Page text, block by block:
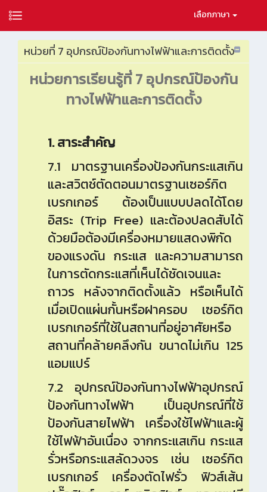
เลือกภาษา
หน่วยที่ 7 อุปกรณ์ป้องกันทางไฟฟ้าและการติดตั้ง
หน่วยการเรียนรู้ที่7 อุปกรณ์ป้องกัน
ทางไฟฟ้าและการติดตั้ง
1. สาระสำคัญ
7.1 มาตรฐานเครื่องป้องกันกระแสเกิน
และสวิตช์ตัดตอนมาตรฐานเซอร์กิต
เบรกเกอร์ ต้องเป็นแบบปลดได้โดย
อิสระ (Trip Free) และต้องปลดสับได้
ด้วยมือต้องมีเครื่องหมายแสดงพิกัด
ของแรงดัน กระแส และความสามารถ
ในการตัดกระแสที่เห็นได้ชัดเจนและ
ถาวร หลังจากติดตั้งแล้ว หรือเห็นได้
เมื่อเปิดแผ่นกั้นหรือฝาครอบ เซอร์กิต
เบรกเกอร์ที่ใช้ในสถานที่อยู่อาศัยหรือ
สถานที่คล้ายคลึงกัน ขนาดไม่เกิน 125
แอมแปร์
7.2 อุปกรณ์ป้องกันทางไฟฟ้าอุปกรณ์
ป้องกันทางไฟฟ้า เป็นอุปกรณ์ที่ใช้
ป้องกันสายไฟฟ้า เครื่องใช้ไฟฟ้าและผู้
ใช้ไฟฟ้าอันเนื่อง จากกระแสเกิน กระแส
รั่วหรือกระแสลัดวงจร เช่น เซอร์กิต
เบรกเกอร์ เครื่องตัดไฟรั่ว ฟิวส์เส้น